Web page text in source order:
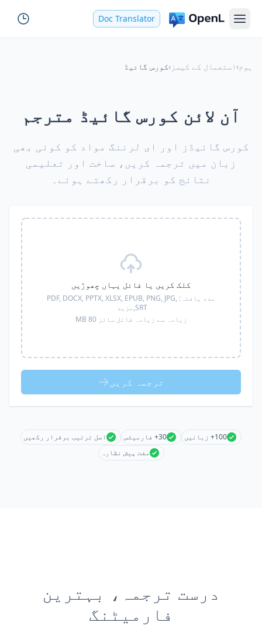
Doc Translator
ہوم›استعمال کے کیسز ›کورس گائیڈ
آن لائن کورس گائیڈ مترجم
کورس گائیڈز اور ای لرننگ مواد کو کوئی بھی
زبان میں ترجمہ کریں، ساخت اور تعلیمی
نتائج کو برقرار رکھتے ہوئے۔
کلک کریں یا فائل یہاں چھوڑیں
مدد یافتہ: PDF, DOCX, PPTX, XLSX, EPUB, PNG, JPG,
SRT, مزید
زیادہ سے زیادہ فائل سائز 80 MB
ترجمہ کریں
100+ زبانیں 30+ فارمیٹس
اصل ترتیب برقرار رکھیں
مفت پیش نظارہ
درست ترجمہ، بہترین
فارمیٹنگ